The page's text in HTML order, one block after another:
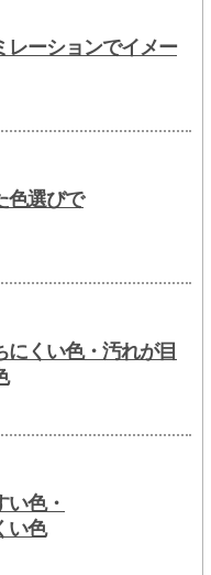
レーションでイメー
色選びで
にくい色・汚れが目
い色・
い色